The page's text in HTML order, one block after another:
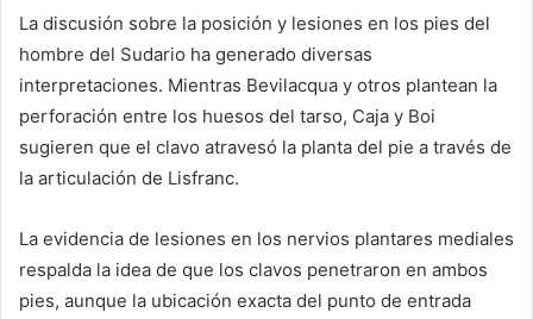
La discusión sobre la posición y lesiones en los pies del
hombre del Sudario ha generado diversas
interpretaciones. Mientras Bevilacqua y otros plantean la
perforación entre los huesos del tarso, Caja y Boi
sugieren que el clavo atravesó la planta del pie a través de
la articulación de Lisfranc.
La evidencia de lesiones en los nervios plantares mediales
respalda la idea de que los clavos penetraron en ambos
pies, aunque la ubicación exacta del punto de entrada